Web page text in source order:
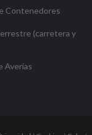
Contenedores
(carretera y
Averías